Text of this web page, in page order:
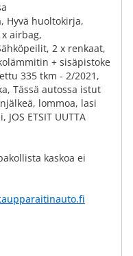
Hyvä huoltokirja,
airbag,
2 x renkaat,
+ sisäpistoke
335 tkm - 2/2021,
Tässä autossa istut
lommoa, lasi
ETSIT UUTTA
kaskoa ei